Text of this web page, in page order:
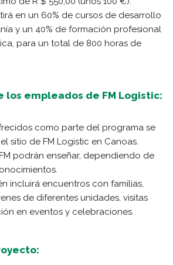
en un 60% de cursos de desarrollo
y un 40% de formación profesional
para un total de 800 horas de
los empleados de FM Logistic:
como parte del programa se
sitio de FM Logistic en Canoas.
podrán enseñar, dependiendo de
incluirá encuentros con familias,
de diferentes unidades, visitas
en eventos y celebraciones.